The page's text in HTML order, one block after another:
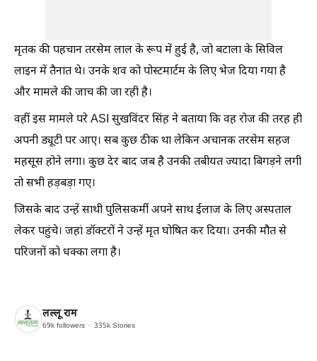
मृतक की पहचान तरसेम लाल के रूप में हुई है, जो बटाला के सिविल
लाइन में तैनात थे। उनके शव को पोस्टमार्टम के लिए भेज दिया गया है
और मामले की जाच की जा रही है।
वहीं इस मामले परे ASI सुखविंदर सिंह ने बताया कि वह रोज की तरह ही
अपनी ड्यूटी पर आए। सब कुछ ठीक था लेकिन अचानक तरसेम सहज
महसूस होने लगा। कुछ देर बाद जब है उनकी तबीयत ज्यादा बिगड़ने लगी
तो सभी हड़बड़ा गए।
जिसके बाद उन्हें साथी पुलिसकर्मी अपने साथ ईलाज के लिए अस्पताल
लेकर पहुंचे। जहां डॉक्टरों ने उन्हें मृत घोषित कर दिया। उनकी मौत से
परिजनों को धक्का लगा है।
लल्लू राम
69k followers 335k Stories